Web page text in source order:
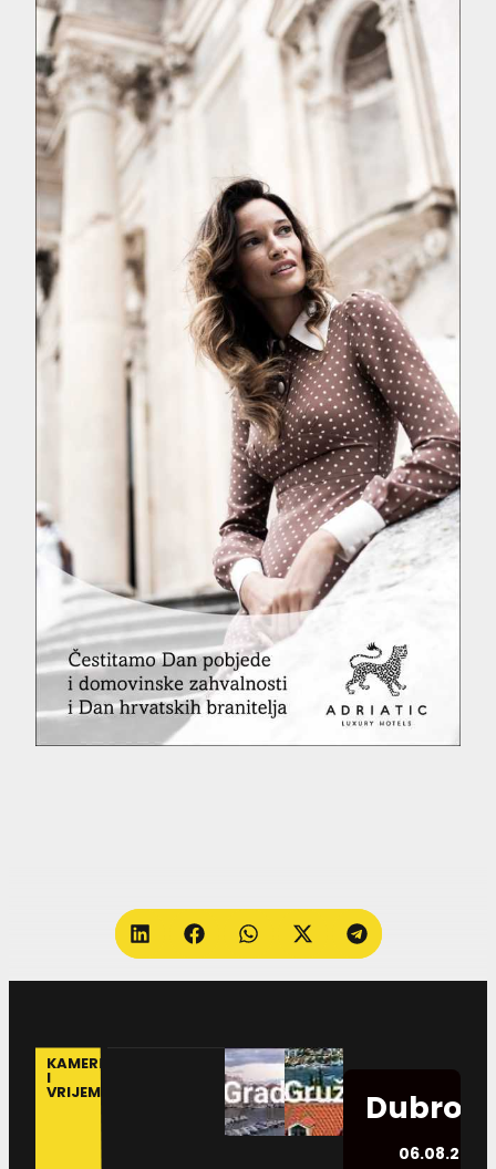
KAMERE
I
VRIJEME
06.08.2026.